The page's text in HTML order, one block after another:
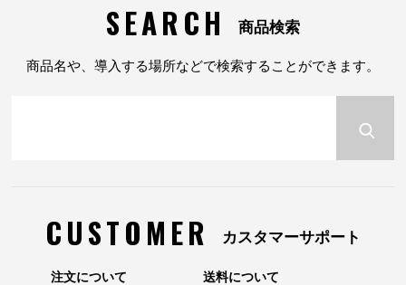
SEARCH 商品検索
商品名や、導入する場所などで検索することができます。
CUSTOMER カスタマーサポート
注文について
送料について